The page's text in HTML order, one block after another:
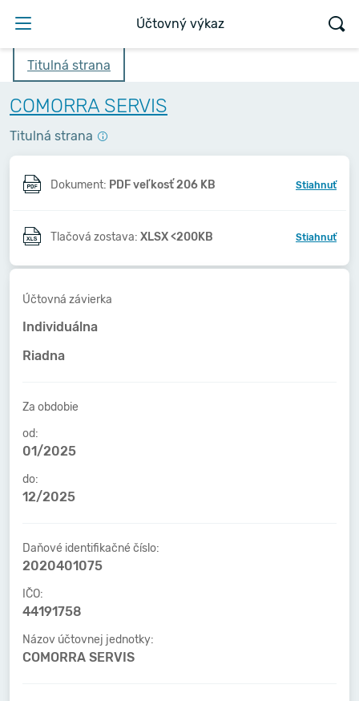
Účtovný výkaz
Titulná strana
COMORRA SERVIS
Titulná strana
Dokument: PDF veľkosť 206 KB Stiahnuť
Tlačová zostava: XLSX <200KB Stiahnuť
Účtovná závierka
Individuálna
Riadna
Za obdobie
od:
01/2025
do:
12/2025
Daňové identifikačné číslo:
2020401075
IČO:
44191758
Názov účtovnej jednotky:
COMORRA SERVIS